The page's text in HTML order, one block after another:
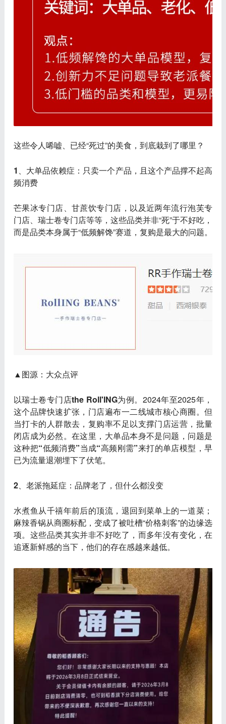
这些令人唏嘘、已经“死过”的美食，到底栽到了哪里？
1、大单品依赖症：只卖一个产品，且这个产品撑不起高
频消费
芒果冰专门店、甘蔗饮专门店，以及近两年流行泡芙专
门店、瑞士卷专门店等等，这些品类并非“死”于不好吃，
而是品类本身属于“低频解馋”赛道，复购是最大的问题。
▲图源：大众点评
以瑞士卷专门店the Roll'ING为例。2024年至2025年，
这个品牌快速扩张，门店遍布一二线城市核心商圈。但
当打卡的人群散去，复购率不足以支撑门店运营，批量
闭店成为必然。在这里，大单品本身不是问题，问题是
这种把“低频消费”当成“高频刚需”来打的单店模型，早
已为流量退潮埋下了伏笔。
2、老派拖延症：品牌老了，但什么都没变
水煮鱼从千禧年前后的顶流，退回到菜单上的一道菜；
麻辣香锅从商圈标配，变成了被吐槽“价格刺客”的边缘选
项。这些品类其实并非不好吃了，而多年没有变化，在
追逐新鲜感的当下，他们的存在感越来越低。